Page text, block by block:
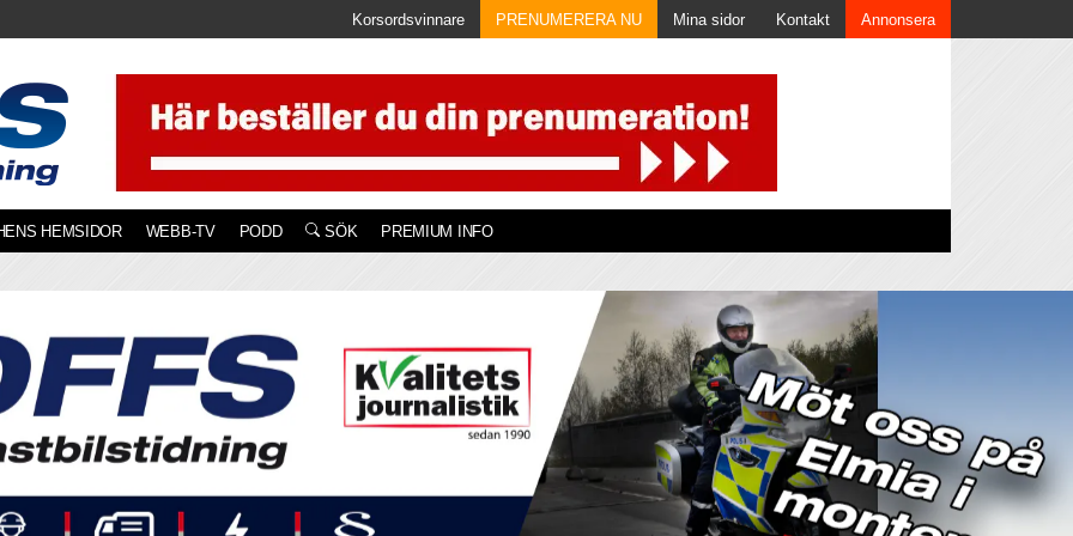
Korsordsvinnare PRENUMERERA NU Mina sidor Kontakt Annonsera
HEMSIDOR WEBB-TV PODD SÖK PREMIUM INFO